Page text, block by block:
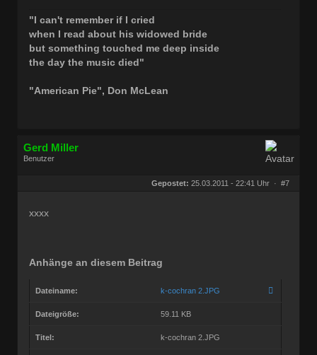
"I can't remember if I cried
when I read about his widowed bride
but something touched me deep inside
the day the music died"
"American Pie", Don McLean
Gerd Miller
Benutzer
Gepostet: 25.03.2011 - 22:41 Uhr · #7
xxxx
Anhänge an diesem Beitrag
Dateiname: k-cochran 2.JPG
Dateigröße: 59.11 KB
Titel: k-cochran 2.JPG